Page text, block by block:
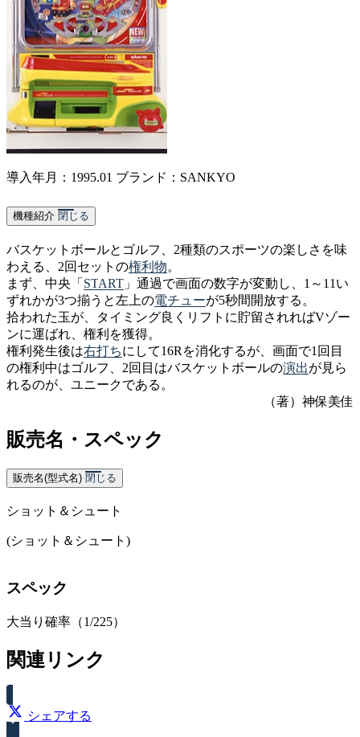
導入年月：1995.01 ブランド：SANKYO
機種紹介 閉じる
バスケットボールとゴルフ、2種類のスポーツの楽しさを味
わえる、2回セットの権利物。
まず、中央「 START 」通過で画面の数字が変動し、1～11い
ずれかが3つ揃うと左上の電チューが5秒間開放する。
拾われた玉が、タイミング良くリフトに貯留されればVゾー
ンに運ばれ、権利を獲得。
権利発生後は右打ちにして16Rを消化するが、画面で1回目
の権利中はゴルフ、2回目はバスケットボールの演出が見ら
れるのが、ユニークである。
（著）神保美佳
販売名・スペック
販売名(型式名) 閉じる
ショット＆シュート
(ショット＆シュート)
スペック
大当り確率（1/225）
関連リンク
シェアする